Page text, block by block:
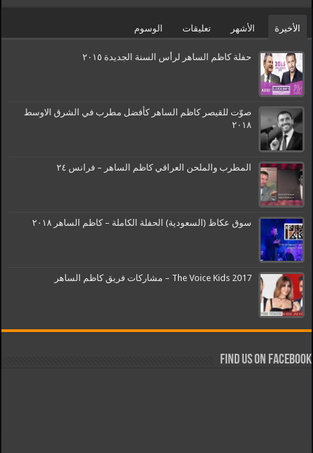
الأخيرة الأشهر تعليقات الوسوم
حفلة كاظم الساهر لرأس السنة الجديدة ٢٠١٥
صوّت للقيصر كاظم الساهر كأفضل مطرب في الشرق الاوسط
٢٠١٨
المطرب والملحن العراقي كاظم الساهر – فرانس ٢٤
سوق عكاظ (السعودية) الحفلة الكاملة – كاظم الساهر ٢٠١٨
The Voice Kids 2017 – مشاركات فريق كاظم الساهر
Find us on Facebook